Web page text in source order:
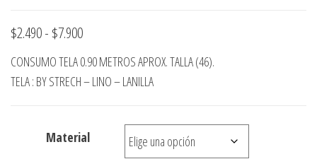
$2.490- $7.900Rango
de
precios:
hasta
CONSUMO TELA 0.90 METROS APROX. TALLA (46).
TELA : BY STRECH – LINO – LANILLA
Material